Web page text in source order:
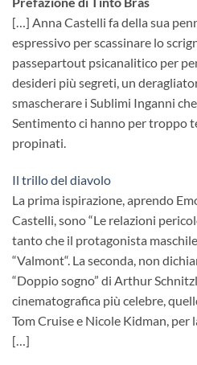
[…] Anna Castelli fa della sua
espressivo per scassinare lo
passepartout psicanalitico per
desideri più segreti, un
smascherare i Sublimi Inganni
Sentimento ci hanno per troppo
propinati.
Il trillo del diavolo
La prima ispirazione, aprendo
Castelli, sono “Le relazioni
tanto che il protagonista
“Valmont“. La seconda, non
“Doppio sogno” di Arthur
cinematografica più celebre,
Tom Cruise e Nicole Kidman, per
[…]